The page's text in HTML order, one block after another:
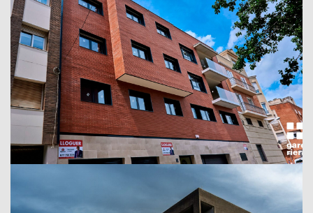
Edifici plurifamiliar Pibimar
Reus, 2021
Pibimar